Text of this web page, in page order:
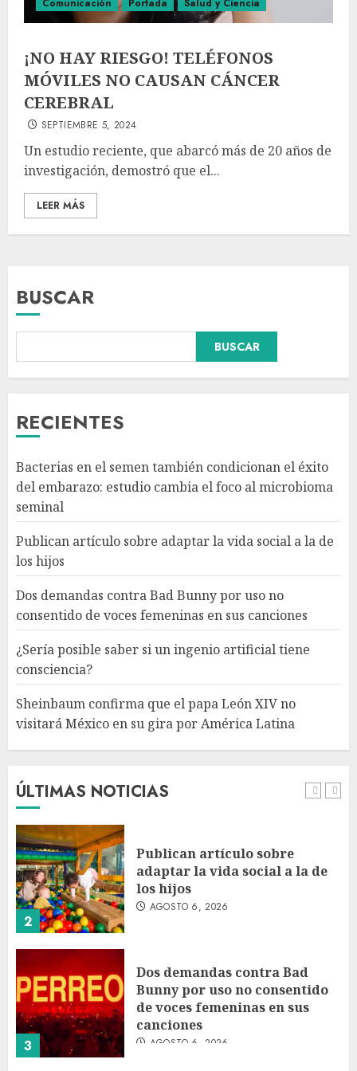
Comunicación Portada Salud y Ciencia
¡NO HAY RIESGO! TELÉFONOS
MÓVILES NO CAUSAN CÁNCER
CEREBRAL
SEPTIEMBRE 5, 2024
Un estudio reciente, que abarcó más de 20 años de
investigación, demostró que el...
LEER MÁS
BUSCAR
BUSCAR
RECIENTES
Bacterias en el semen también condicionan el éxito
del embarazo: estudio cambia el foco al microbioma
seminal
Publican artículo sobre adaptar la vida social a la de
los hijos
Dos demandas contra Bad Bunny por uso no
consentido de voces femeninas en sus canciones
¿Sería posible saber si un ingenio artificial tiene
consciencia?
Sheinbaum confirma que el papa León XIV no
visitará México en su gira por América Latina
ÚLTIMAS NOTICIAS
3
Dos demandas contra Bad
4
¿Sería posible saber si un
ingenio artificial tiene
AGOSTO 6, 2026
5
Sheinbaum confirma que el
papa León XIV no visitará
México en su gira por América
Latina
1
Bacterias en el semen también
AGOSTO 6, 2026
2
Publican artículo sobre
adaptar la vida social a la de
los hijos
AGOSTO 6, 2026
3
Dos demandas contra Bad
Bunny por uso no consentido
de voces femeninas en sus
canciones
AGOSTO 6, 2026